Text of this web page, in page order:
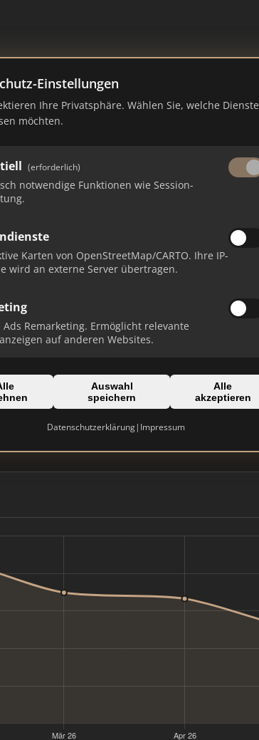
Einstellungen
Ihre Privatsphäre. Wählen Sie, welche Dienste
möchten.
(erforderlich)
notwendige Funktionen wie Session-
Karten von OpenStreetMap/CARTO. Ihre IP-
wird an externe Server übertragen.
Ads Remarketing. Ermöglicht relevante
auf anderen Websites.
Auswahl
speichern
Alle
akzeptieren
Datenschutzerklärung| Impressum
Ranking-Updates.
Domain:
klessinger-immo.de